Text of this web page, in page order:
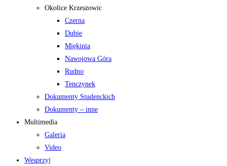
Okolice Krzeszowic
Czerna
Dubie
Miękinia
Nawojowa Góra
Rudno
Tenczynek
Dokumenty Studenckich
Dokumenty – inne
Multimedia
Galeria
Video
Wesprzyj